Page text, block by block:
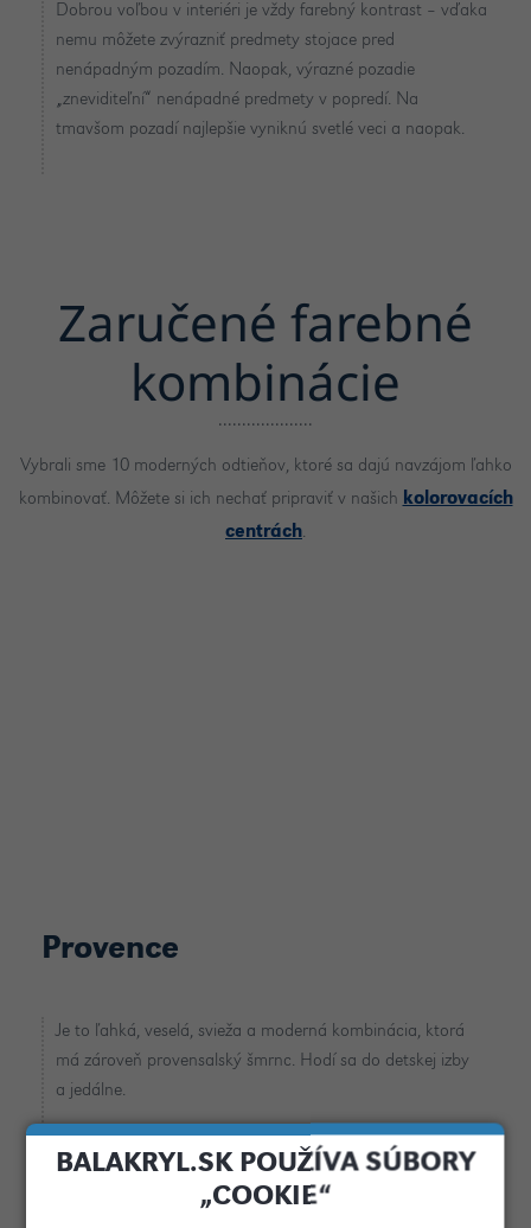
Dobrou voľbou v interiéri je vždy farebný kontrast – vďaka
nemu môžete zvýrazniť predmety stojace pred
nenápadným pozadím. Naopak, výrazné pozadie
„zneviditeľní“ nenápadné predmety v popredí. Na
tmavšom pozadí najlepšie vyniknú svetlé veci a naopak.
Zaručené farebné
kombinácie
Vybrali sme 10 moderných odtieňov, ktoré sa dajú navzájom ľahko
kombinovať. Môžete si ich nechať pripraviť v našich kolorovacích
centrách.
Provence
Je to ľahká, veselá, svieža a moderná kombinácia, ktorá
má zároveň provensalský šmrnc. Hodí sa do detskej izby
a jedálne.
BALAKRYL.SK POUŽÍVA SÚBORY
„COOKIE“